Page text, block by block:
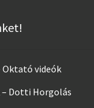
Oktató videók
– Dotti Horgolás